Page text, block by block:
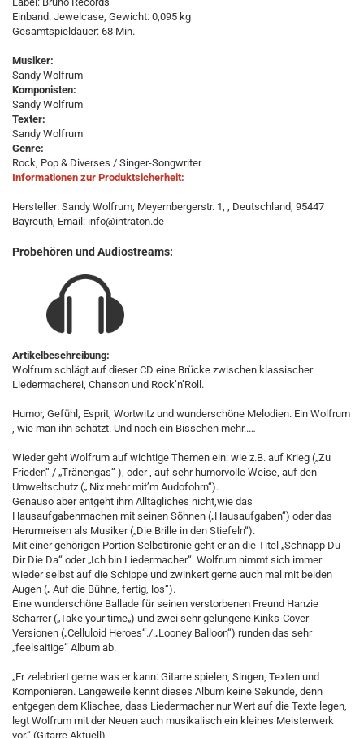
Einband: Jewelcase, Gewicht: 0,095 kg
Gesamtspieldauer: 68 Min.
Musiker:
Sandy Wolfrum
Komponisten:
Sandy Wolfrum
Texter:
Sandy Wolfrum
Genre:
Rock, Pop & Diverses / Singer-Songwriter
Informationen zur Produktsicherheit:
Hersteller: Sandy Wolfrum, Meyernbergerstr. 1, , Deutschland, 95447
Bayreuth, Email: info@intraton.de
Probehören und Audiostreams:
Artikelbeschreibung:
Wolfrum schlägt auf dieser CD eine Brücke zwischen klassischer
Liedermacherei, Chanson und Rock’n’Roll.
Humor, Gefühl, Esprit, Wortwitz und wunderschöne Melodien. Ein Wolfrum
, wie man ihn schätzt. Und noch ein Bisschen mehr..…
Wieder geht Wolfrum auf wichtige Themen ein: wie z.B. auf Krieg („Zu
Frieden“ / „Tränengas“ ), oder , auf sehr humorvolle Weise, auf den
Umweltschutz („ Nix mehr mit’m Audofohrn“).
Genauso aber entgeht ihm Alltägliches nicht,wie das
Hausaufgabenmachen mit seinen Söhnen („Hausaufgaben“) oder das
Herumreisen als Musiker („Die Brille in den Stiefeln“).
Mit einer gehörigen Portion Selbstironie geht er an die Titel „Schnapp Du
Dir Die Da“ oder „Ich bin Liedermacher“. Wolfrum nimmt sich immer
wieder selbst auf die Schippe und zwinkert gerne auch mal mit beiden
Augen („ Auf die Bühne, fertig, los“).
Eine wunderschöne Ballade für seinen verstorbenen Freund Hanzie
Scharrer („Take your time„) und zwei sehr gelungene Kinks-Cover-
Versionen („Celluloid Heroes“./.„Looney Balloon“) runden das sehr
„feelsaitige“ Album ab.
„Er zelebriert gerne was er kann: Gitarre spielen, Singen, Texten und
Komponieren. Langeweile kennt dieses Album keine Sekunde, denn
entgegen dem Klischee, dass Liedermacher nur Wert auf die Texte legen,
legt Wolfrum mit der Neuen auch musikalisch ein kleines Meisterwerk
vor.“ (Gitarre Aktuell)